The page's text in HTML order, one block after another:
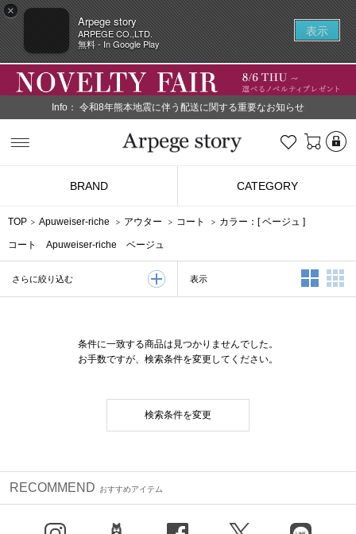
×
Arpege story
ARPEGE CO.,LTD.
無料 - In Google Play
表示
Info： 令和8年熊本地震に伴う配送に関する重要なお知らせ
お気に入り
BRAND CATEGORY
TOP Apuweiser-riche アウター コート カラー：[ベージュ ]
コート Apuweiser-riche ベージュ
さらに絞り込む 表示 2列表示
条件に一致する商品は見つかりませんでした。
お手数ですが、検索条件を変更してください。
検索条件を変更
RECOMMEND おすすめアイテム
X（旧Twitter） LINE